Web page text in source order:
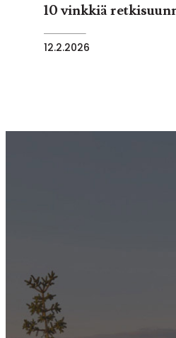
10 vinkkiä
12.2.2026